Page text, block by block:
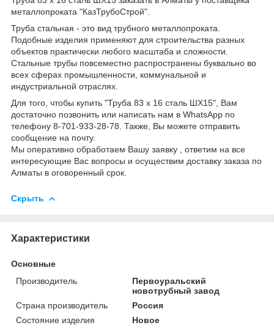
металлопроката "КазТрубоСтрой".
Труба стальная - это вид трубного металлопроката.
Подобные изделия применяют для строительства разных
объектов практически любого масштаба и сложности.
Стальные трубы повсеместно распространены буквально во
всех сферах промышленности, коммунальной и
индустриальной отраслях.
Для того, чтобы купить "Труба 83 х 16 сталь ШХ15", Вам
достаточно позвонить или написать нам в WhatsApp по
телефону 8-701-933-28-78. Также, Вы можете отправить
сообщение на почту.
Мы оперативно обработаем Вашу заявку , ответим на все
интересующие Вас вопросы и осуществим доставку заказа по
Алматы в оговоренный срок.
Скрыть
Характеристики
Основные
Производитель
Первоуральский
новотрубный завод
Страна производитель
Россия
Состояние изделия
Новое